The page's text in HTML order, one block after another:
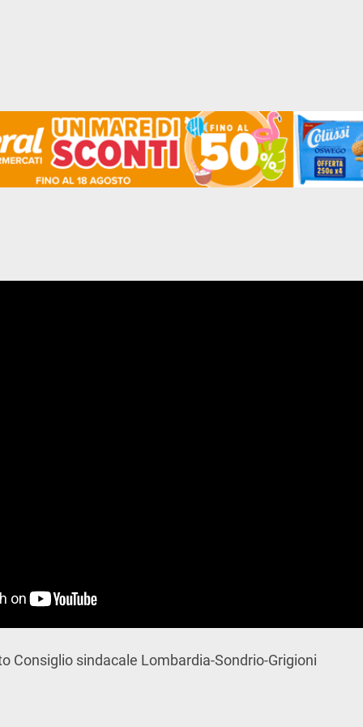
Consiglio sindacale Lombardia-Sondrio-Grigioni